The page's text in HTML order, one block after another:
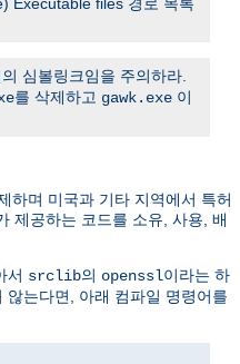
심볼링크임을 주의하라.
를 삭제하고 gawk.exe 이
하며 미국과 기타 지역에서 특허
제공하는 코드를 소유, 사용, 배
서 srclib의 openssl이라는 하
는다면, 아래 컴파일 명령어를